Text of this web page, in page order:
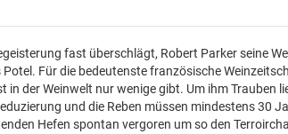
fast überschlägt, Robert Parker seine
Für die bedeutenste französische
der Weinwelt nur wenige gibt. Um ihm Trauben
und die Reben müssen mindestens 30
Hefen spontan vergoren um so den